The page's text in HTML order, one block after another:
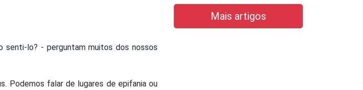
senti-lo? - perguntam muitos dos nossos
Podemos falar de lugares de epifania ou
Mais artigos